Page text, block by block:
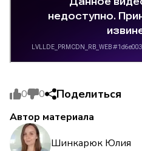
0 0 Поделиться
Автор материала
Шинкарюк Юлия